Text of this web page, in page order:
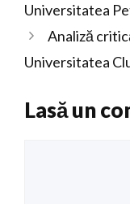
Universitatea
Analiză
Universitatea
Lasă un